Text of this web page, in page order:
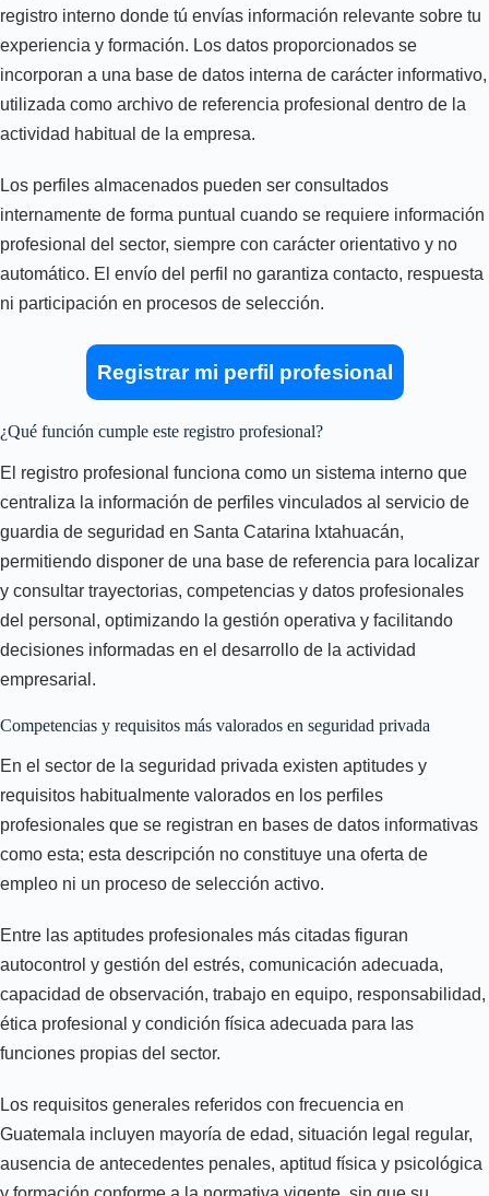
registro interno donde tú envías información relevante sobre tu
experiencia y formación. Los datos proporcionados se
incorporan a una base de datos interna de carácter informativo,
utilizada como archivo de referencia profesional dentro de la
actividad habitual de la empresa.
Los perfiles almacenados pueden ser consultados
internamente de forma puntual cuando se requiere información
profesional del sector, siempre con carácter orientativo y no
automático. El envío del perfil no garantiza contacto, respuesta
ni participación en procesos de selección.
Registrar mi perfil profesional
¿Qué función cumple este registro profesional?
El registro profesional funciona como un sistema interno que
centraliza la información de perfiles vinculados al servicio de
guardia de seguridad en Santa Catarina Ixtahuacán,
permitiendo disponer de una base de referencia para localizar
y consultar trayectorias, competencias y datos profesionales
del personal, optimizando la gestión operativa y facilitando
decisiones informadas en el desarrollo de la actividad
empresarial.
Competencias y requisitos más valorados en seguridad privada
En el sector de la seguridad privada existen aptitudes y
requisitos habitualmente valorados en los perfiles
profesionales que se registran en bases de datos informativas
como esta; esta descripción no constituye una oferta de
empleo ni un proceso de selección activo.
Entre las aptitudes profesionales más citadas figuran
autocontrol y gestión del estrés, comunicación adecuada,
capacidad de observación, trabajo en equipo, responsabilidad,
ética profesional y condición física adecuada para las
funciones propias del sector.
Los requisitos generales referidos con frecuencia en
Guatemala incluyen mayoría de edad, situación legal regular,
ausencia de antecedentes penales, aptitud física y psicológica